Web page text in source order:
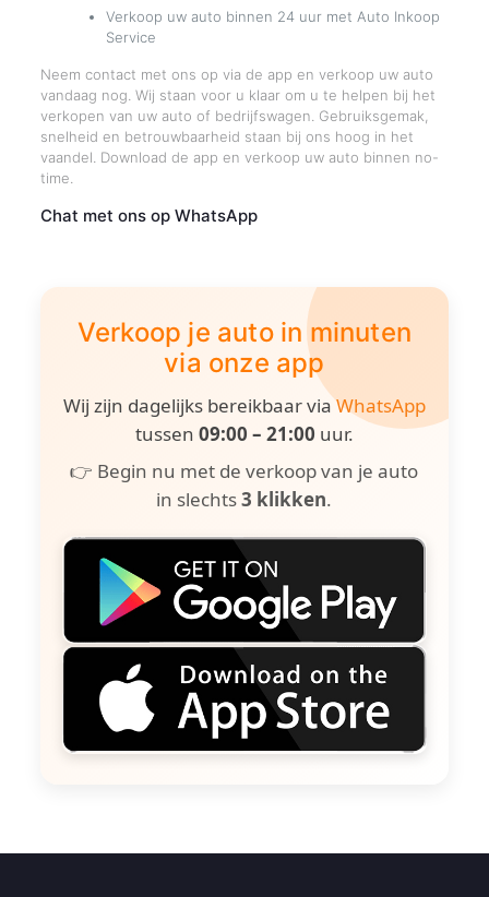
Verkoop uw auto binnen 24 uur met Auto Inkoop
Service
Neem contact met ons op via de app en verkoop uw auto
vandaag nog. Wij staan voor u klaar om u te helpen bij het
verkopen van uw auto of bedrijfswagen. Gebruiksgemak,
snelheid en betrouwbaarheid staan bij ons hoog in het
vaandel. Download de app en verkoop uw auto binnen no-
time.
Chat met ons op WhatsApp
Verkoop je auto in minuten
via onze app
Wij zijn dagelijks bereikbaar viaWhatsApp
tussen 09:00 – 21:00 uur.
👉 Begin nu met de verkoop van je auto
in slechts3 klikken.